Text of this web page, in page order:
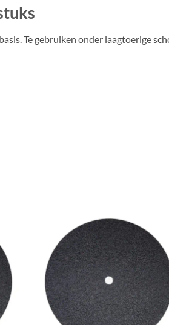
Te gebruiken onder laagtoerige